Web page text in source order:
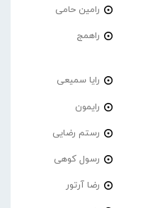
رامین حامی
راهمج
رایا سمیعی
رایمون
رستم رضایی
رسول کوهی
رضا آرتور